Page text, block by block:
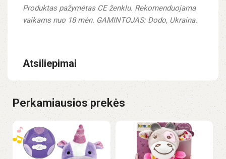
Produktas pažymėtas CE ženklu. Rekomenduojama
vaikams nuo 18 mėn. GAMINTOJAS: Dodo, Ukraina.
Atsiliepimai
Perkamiausios prekės